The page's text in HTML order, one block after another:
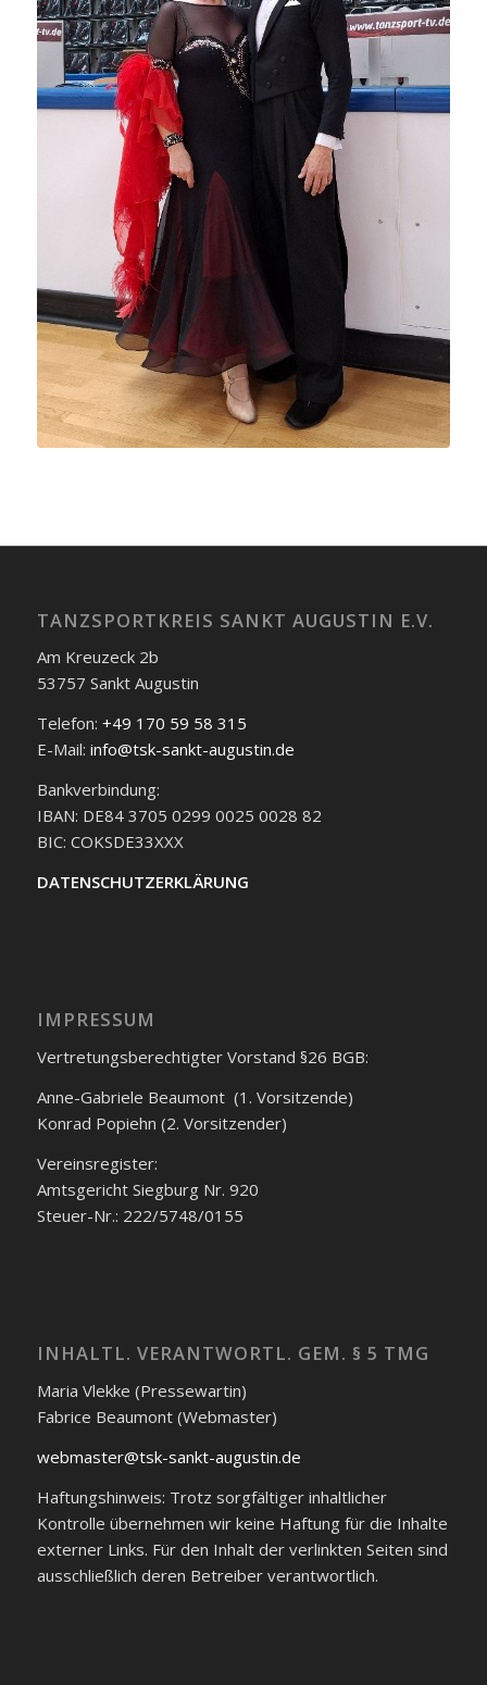
TANZSPORTKREIS SANKT AUGUSTIN E.V.
Am Kreuzeck 2b
53757 Sankt Augustin
Telefon: +49 170 59 58 315
E-Mail: info@tsk-sankt-augustin.de
Bankverbindung:
IBAN: DE84 3705 0299 0025 0028 82
BIC: COKSDE33XXX
DATENSCHUTZERKLÄRUNG
IMPRESSUM
Vertretungsberechtigter Vorstand §26 BGB:
Anne-Gabriele Beaumont (1. Vorsitzende)
Konrad Popiehn (2. Vorsitzender)
Vereinsregister:
Amtsgericht Siegburg Nr. 920
Steuer-Nr.: 222/5748/0155
INHALTL. VERANTWORTL. GEM. § 5 TMG
Maria Vlekke (Pressewartin)
Fabrice Beaumont (Webmaster)
webmaster@tsk-sankt-augustin.de
Haftungshinweis: Trotz sorgfältiger inhaltlicher
Kontrolle übernehmen wir keine Haftung für die Inhalte
externer Links. Für den Inhalt der verlinkten Seiten sind
ausschließlich deren Betreiber verantwortlich.